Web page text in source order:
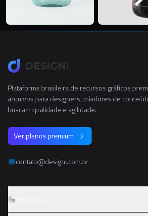
Plataforma brasileira de recursos gráficos
arquivos para designers, criadores de
buscam qualidade e agilidade.
Ver planos premium
contato@designi.com.br